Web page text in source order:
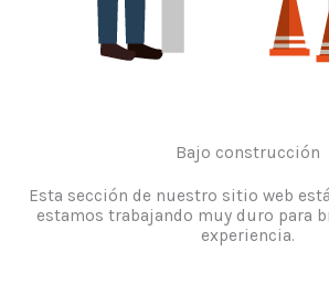
Bajo construcción
Esta sección de nuestro sitio web
estamos trabajando muy duro para
experiencia.